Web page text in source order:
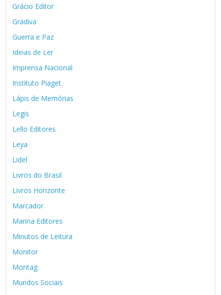
Grácio Editor
Gradiva
Guerra e Paz
Ideias de Ler
Imprensa Nacional
Instituto Piaget
Lápis de Memórias
Legis
Lello Editores
Leya
Lidel
Livros do Brasil
Livros Horizonte
Marcador
Marina Editores
Minutos de Leitura
Monitor
Montag
Mundos Sociais